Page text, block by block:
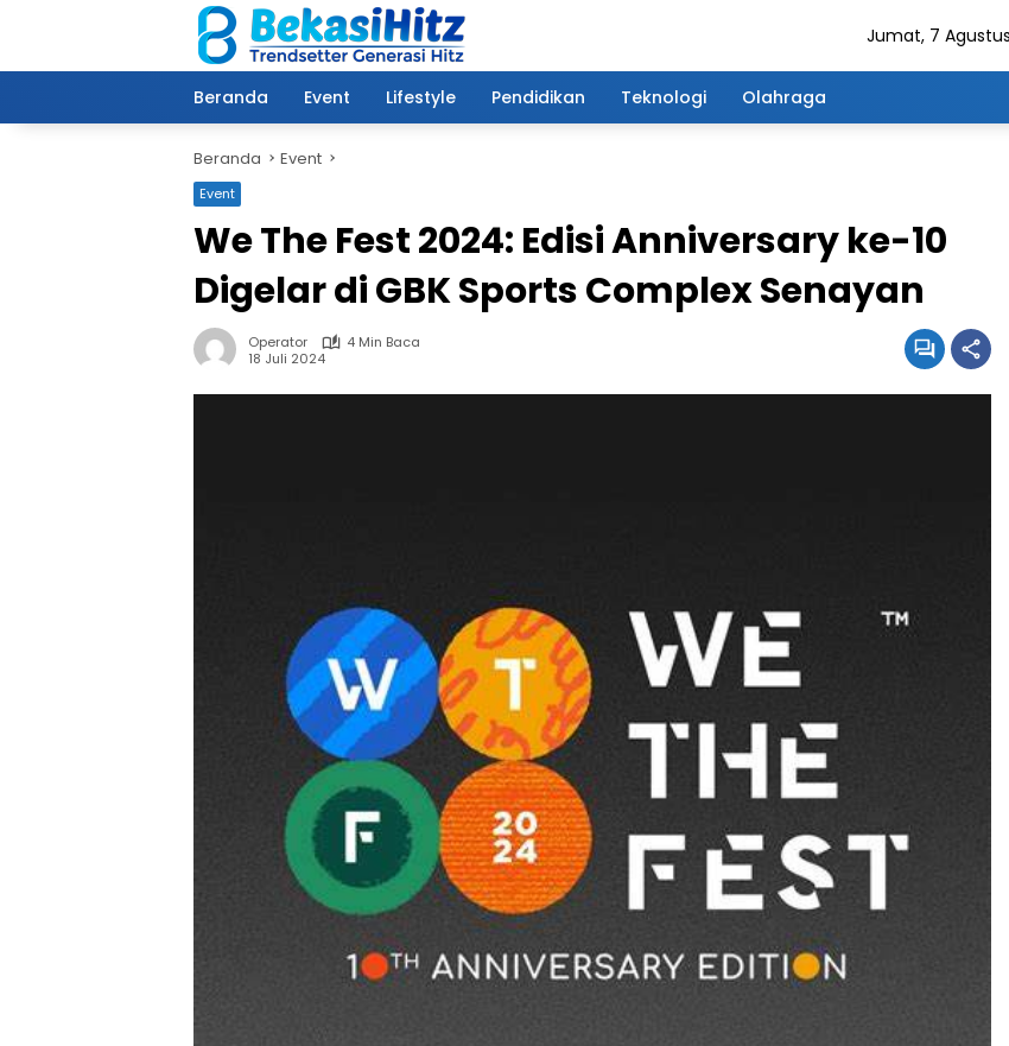
Jumat, 7
Beranda Event Lifestyle Pendidikan Teknologi Olahraga
Beranda Event
Event
We The Fest 2024: Edisi Anniversary ke-10
Digelar di GBK Sports Complex Senayan
Operator
4 Min Baca
18 Juli 2024